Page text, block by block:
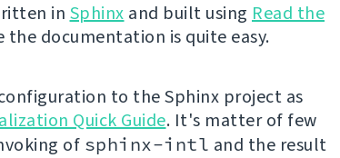
in Sphinx and built using Read the
documentation is quite easy.
to the Sphinx project as
Quick Guide. It's matter of few
of sphinx-intl and the result